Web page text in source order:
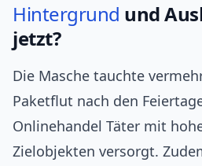
Hintergrund und
jetzt?
Die Masche tauchte
Paketflut nach den
Onlinehandel Täter mit
Zielobjekten versorgt.